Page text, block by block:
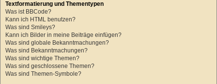
Textformatierung und Thementypen
Was ist BBCode?
Kann ich HTML benutzen?
Was sind Smileys?
Kann ich Bilder in meine Beiträge einfügen?
Was sind globale Bekanntmachungen?
Was sind Bekanntmachungen?
Was sind wichtige Themen?
Was sind geschlossene Themen?
Was sind Themen-Symbole?